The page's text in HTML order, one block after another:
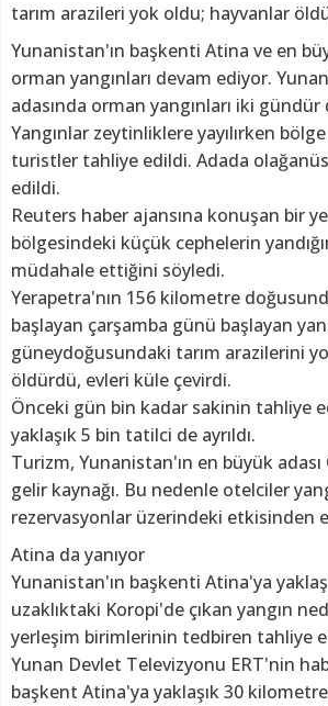
tarım arazileri yok oldu; hayvanlar
Yunanistan'ın başkenti Atina ve en
orman yangınları devam ediyor.
adasında orman yangınları iki
Yangınlar zeytinliklere yayılırken
turistler tahliye edildi. Adada
edildi.
Reuters haber ajansına konuşan bir
bölgesindeki küçük cephelerin
müdahale ettiğini söyledi.
Yerapetra'nın 156 kilometre
başlayan çarşamba günü başlayan
güneydoğusundaki tarım arazilerini
öldürdü, evleri küle çevirdi.
Önceki gün bin kadar sakinin tahliye
yaklaşık 5 bin tatilci de ayrıldı.
Turizm, Yunanistan'ın en büyük
gelir kaynağı. Bu nedenle otelciler
rezervasyonlar üzerindeki etkisinden
Atina da yanıyor
Yunanistan'ın başkenti Atina'ya
uzaklıktaki Koropi'de çıkan yangın
yerleşim birimlerinin tedbiren tahliye
Yunan Devlet Televizyonu ERT'nin
başkent Atina'ya yaklaşık 30